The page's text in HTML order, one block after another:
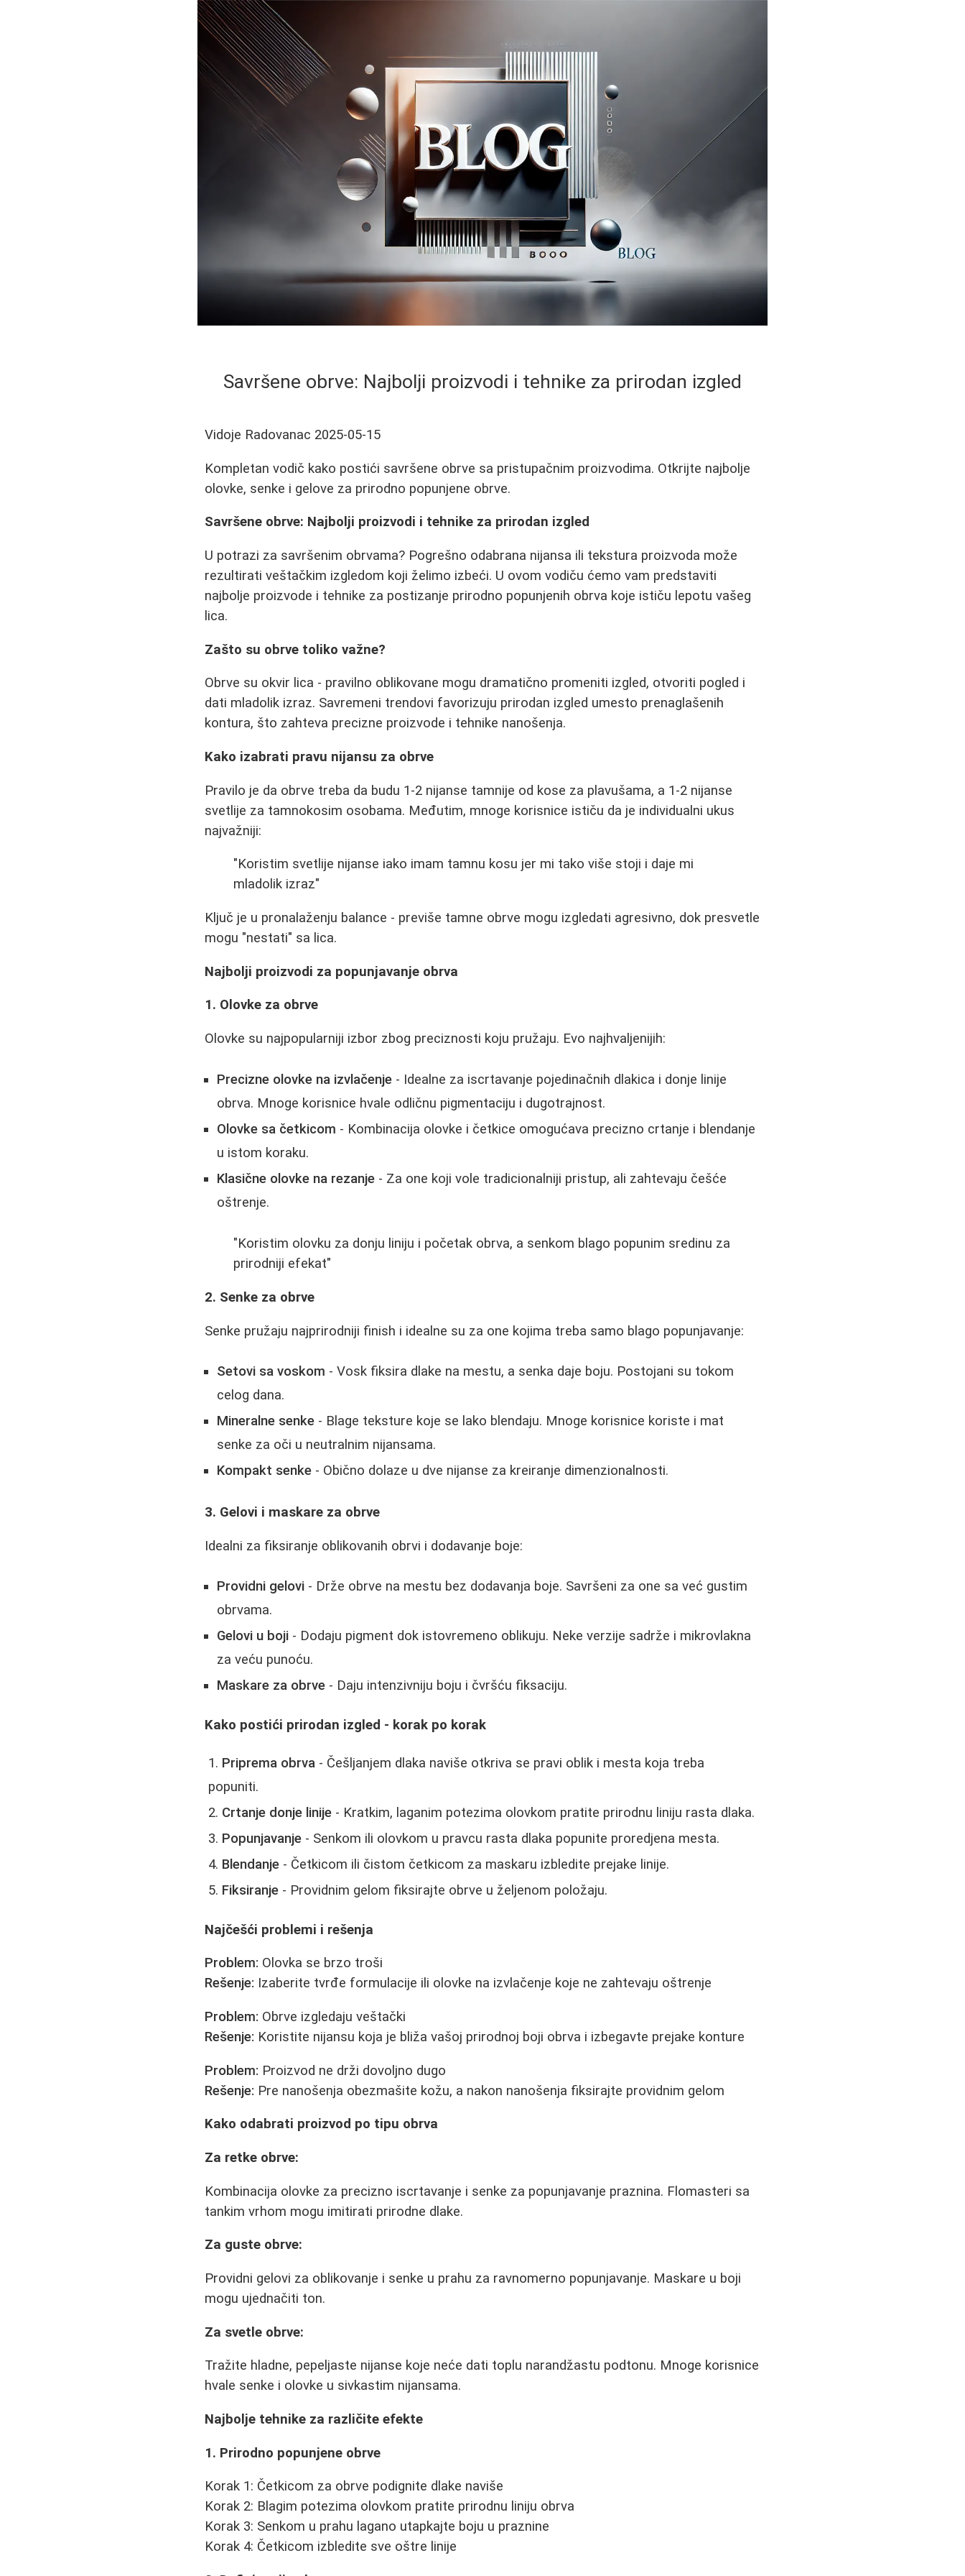
Savršene obrve: Najbolji proizvodi i tehnike za prirodan izgled
Vidoje Radovanac 2025-05-15
Kompletan vodič kako postići savršene obrve sa pristupačnim proizvodima. Otkrijte najbolje
olovke, senke i gelove za prirodno popunjene obrve.
Savršene obrve: Najbolji proizvodi i tehnike za prirodan izgled
U potrazi za savršenim obrvama? Pogrešno odabrana nijansa ili tekstura proizvoda može
rezultirati veštačkim izgledom koji želimo izbeći. U ovom vodiču ćemo vam predstaviti
najbolje proizvode i tehnike za postizanje prirodno popunjenih obrva koje ističu lepotu vašeg
lica.
Zašto su obrve toliko važne?
Obrve su okvir lica - pravilno oblikovane mogu dramatično promeniti izgled, otvoriti pogled i
dati mladolik izraz. Savremeni trendovi favorizuju prirodan izgled umesto prenaglašenih
kontura, što zahteva precizne proizvode i tehnike nanošenja.
Kako izabrati pravu nijansu za obrve
Pravilo je da obrve treba da budu 1-2 nijanse tamnije od kose za plavušama, a 1-2 nijanse
svetlije za tamnokosim osobama. Međutim, mnoge korisnice ističu da je individualni ukus
najvažniji:
"Koristim svetlije nijanse iako imam tamnu kosu jer mi tako više stoji i daje mi
mladolik izraz"
Ključ je u pronalaženju balance - previše tamne obrve mogu izgledati agresivno, dok presvetle
mogu "nestati" sa lica.
Najbolji proizvodi za popunjavanje obrva
1. Olovke za obrve
Olovke su najpopularniji izbor zbog preciznosti koju pružaju. Evo najhvaljenijih:
Precizne olovke na izvlačenje - Idealne za iscrtavanje pojedinačnih dlakica i donje linije
obrva. Mnoge korisnice hvale odličnu pigmentaciju i dugotrajnost.
Olovke sa četkicom - Kombinacija olovke i četkice omogućava precizno crtanje i blendanje
u istom koraku.
Klasične olovke na rezanje - Za one koji vole tradicionalniji pristup, ali zahtevaju češće
oštrenje.
"Koristim olovku za donju liniju i početak obrva, a senkom blago popunim sredinu za
prirodniji efekat"
2. Senke za obrve
Senke pružaju najprirodniji finish i idealne su za one kojima treba samo blago popunjavanje:
Setovi sa voskom - Vosk fiksira dlake na mestu, a senka daje boju. Postojani su tokom
celog dana.
Mineralne senke - Blage teksture koje se lako blendaju. Mnoge korisnice koriste i mat
senke za oči u neutralnim nijansama.
Kompakt senke - Obično dolaze u dve nijanse za kreiranje dimenzionalnosti.
3. Gelovi i maskare za obrve
Idealni za fiksiranje oblikovanih obrvi i dodavanje boje:
Providni gelovi - Drže obrve na mestu bez dodavanja boje. Savršeni za one sa već gustim
obrvama.
Gelovi u boji - Dodaju pigment dok istovremeno oblikuju. Neke verzije sadrže i mikrovlakna
za veću punoću.
Maskare za obrve - Daju intenzivniju boju i čvršću fiksaciju.
Kako postići prirodan izgled - korak po korak
Priprema obrva - Češljanjem dlaka naviše otkriva se pravi oblik i mesta koja treba
popuniti.
Crtanje donje linije - Kratkim, laganim potezima olovkom pratite prirodnu liniju rasta dlaka.
Popunjavanje - Senkom ili olovkom u pravcu rasta dlaka popunite proredjena mesta.
Blendanje - Četkicom ili čistom četkicom za maskaru izbledite prejake linije.
Fiksiranje - Providnim gelom fiksirajte obrve u željenom položaju.
Najčešći problemi i rešenja
Problem: Olovka se brzo troši
Rešenje: Izaberite tvrđe formulacije ili olovke na izvlačenje koje ne zahtevaju oštrenje
Problem: Obrve izgledaju veštački
Rešenje: Koristite nijansu koja je bliža vašoj prirodnoj boji obrva i izbegavte prejake konture
Problem: Proizvod ne drži dovoljno dugo
Rešenje: Pre nanošenja obezmašite kožu, a nakon nanošenja fiksirajte providnim gelom
Kako odabrati proizvod po tipu obrva
Za retke obrve:
Kombinacija olovke za precizno iscrtavanje i senke za popunjavanje praznina. Flomasteri sa
tankim vrhom mogu imitirati prirodne dlake.
Za guste obrve:
Providni gelovi za oblikovanje i senke u prahu za ravnomerno popunjavanje. Maskare u boji
mogu ujednačiti ton.
Za svetle obrve:
Tražite hladne, pepeljaste nijanse koje neće dati toplu narandžastu podtonu. Mnoge korisnice
hvale senke i olovke u sivkastim nijansama.
Najbolje tehnike za različite efekte
1. Prirodno popunjene obrve
Korak 1: Četkicom za obrve podignite dlake naviše
Korak 2: Blagim potezima olovkom pratite prirodnu liniju obrva
Korak 3: Senkom u prahu lagano utapkajte boju u praznine
Korak 4: Četkicom izbledite sve oštre linije